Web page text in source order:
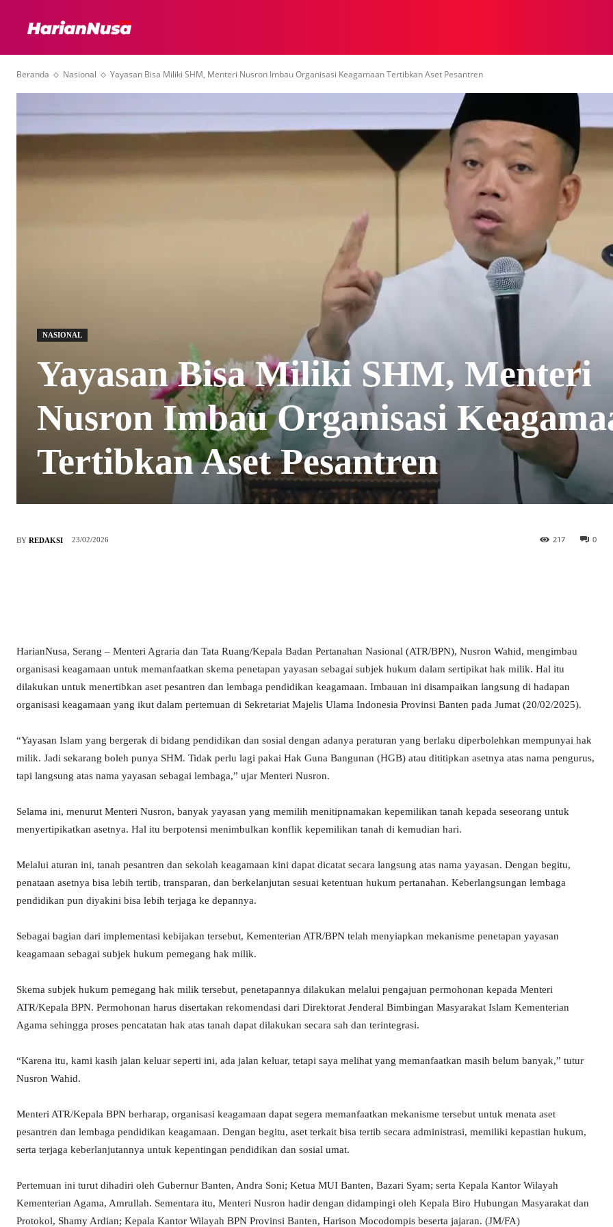
Beranda Nasional Yayasan Bisa Miliki SHM, Menteri Nusron Imbau Organisasi Keagamaan Tertibkan Aset Pesantren
NASIONAL
Yayasan Bisa Miliki SHM, Menteri
Nusron Imbau Organisasi
Tertibkan Aset Pesantren
BY REDAKSI 23/02/2026 0
217
​HarianNusa, Serang – Menteri Agraria dan Tata Ruang/Kepala Badan Pertanahan Nasional (ATR/BPN), Nusron Wahid, mengimbau
organisasi keagamaan untuk memanfaatkan skema penetapan yayasan sebagai subjek hukum dalam sertipikat hak milik. Hal itu
dilakukan untuk menertibkan aset pesantren dan lembaga pendidikan keagamaan. Imbauan ini disampaikan langsung di hadapan
organisasi keagamaan yang ikut dalam pertemuan di Sekretariat Majelis Ulama Indonesia Provinsi Banten pada Jumat (20/02/2025).
“Yayasan Islam yang bergerak di bidang pendidikan dan sosial dengan adanya peraturan yang berlaku diperbolehkan mempunyai hak
milik. Jadi sekarang boleh punya SHM. Tidak perlu lagi pakai Hak Guna Bangunan (HGB) atau dititipkan asetnya atas nama pengurus,
tapi langsung atas nama yayasan sebagai lembaga,” ujar Menteri Nusron.
Selama ini, menurut Menteri Nusron, banyak yayasan yang memilih menitipnamakan kepemilikan tanah kepada seseorang untuk
menyertipikatkan asetnya. Hal itu berpotensi menimbulkan konflik kepemilikan tanah di kemudian hari.
Melalui aturan ini, tanah pesantren dan sekolah keagamaan kini dapat dicatat secara langsung atas nama yayasan. Dengan begitu,
penataan asetnya bisa lebih tertib, transparan, dan berkelanjutan sesuai ketentuan hukum pertanahan. Keberlangsungan lembaga
pendidikan pun diyakini bisa lebih terjaga ke depannya.
Sebagai bagian dari implementasi kebijakan tersebut, Kementerian ATR/BPN telah menyiapkan mekanisme penetapan yayasan
keagamaan sebagai subjek hukum pemegang hak milik.
Skema subjek hukum pemegang hak milik tersebut, penetapannya dilakukan melalui pengajuan permohonan kepada Menteri
ATR/Kepala BPN. Permohonan harus disertakan rekomendasi dari Direktorat Jenderal Bimbingan Masyarakat Islam Kementerian
Agama sehingga proses pencatatan hak atas tanah dapat dilakukan secara sah dan terintegrasi.
“Karena itu, kami kasih jalan keluar seperti ini, ada jalan keluar, tetapi saya melihat yang memanfaatkan masih belum banyak,” tutur
Nusron Wahid.
Menteri ATR/Kepala BPN berharap, organisasi keagamaan dapat segera memanfaatkan mekanisme tersebut untuk menata aset
pesantren dan lembaga pendidikan keagamaan. Dengan begitu, aset terkait bisa tertib secara administrasi, memiliki kepastian hukum,
serta terjaga keberlanjutannya untuk kepentingan pendidikan dan sosial umat.
Pertemuan ini turut dihadiri oleh Gubernur Banten, Andra Soni; Ketua MUI Banten, Bazari Syam; serta Kepala Kantor Wilayah
Kementerian Agama, Amrullah. Sementara itu, Menteri Nusron hadir dengan didampingi oleh Kepala Biro Hubungan Masyarakat dan
Protokol, Shamy Ardian; Kepala Kantor Wilayah BPN Provinsi Banten, Harison Mocodompis beserta jajaran. (JM/FA)